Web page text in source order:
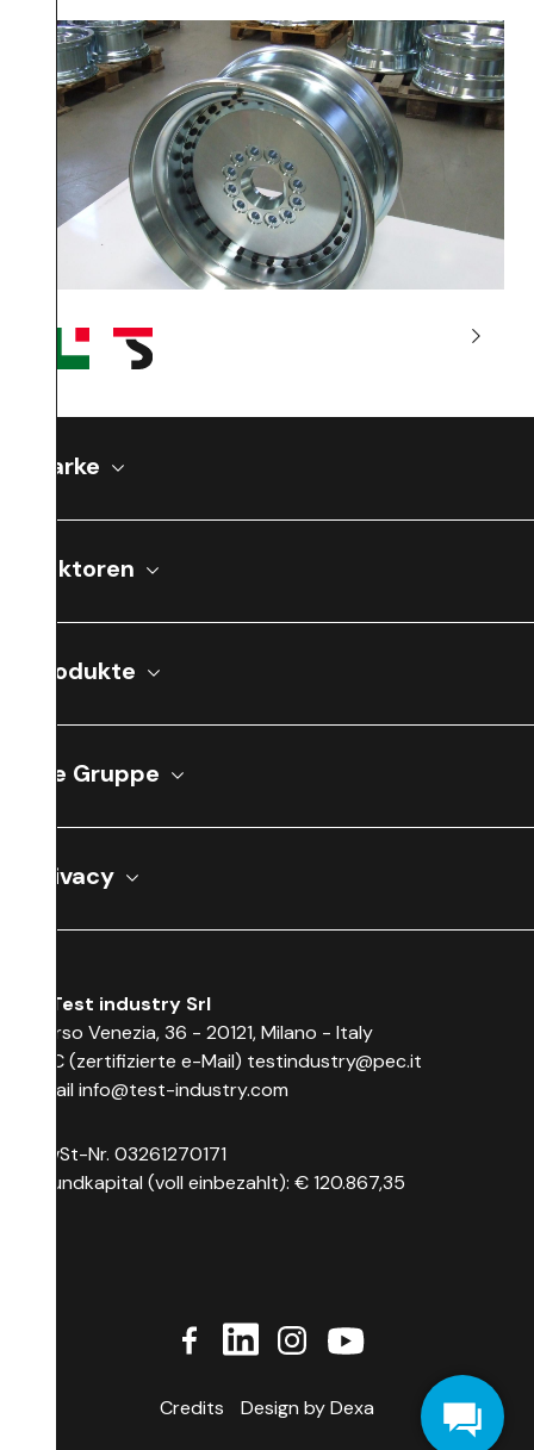
Marke
Sektoren
Produkte
Die Gruppe
Privacy
© Test industry Srl
Corso Venezia, 36 - 20121, Milano - Italy
PEC (zertifizierte e-Mail) testindustry@pec.it
Email info@test-industry.com
MwSt-Nr. 03261270171
Grundkapital (voll einbezahlt): € 120.867,35
Credits Design by Dexa